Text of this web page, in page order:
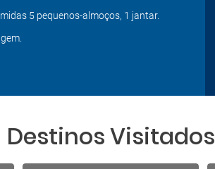
5 pequenos-almoços, 1 jantar.
Destinos Visitados